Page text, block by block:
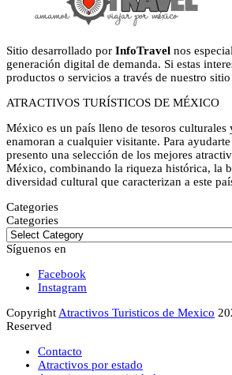
Sitio desarrollado por InfoTravel nos
generación digital de demanda. Si estas
productos o servicios a través de nuestro sitio
ATRACTIVOS TURÍSTICOS DE MÉXICO
México es un país lleno de tesoros culturales
enamoran a cualquier visitante. Para
presento una selección de los mejores
México, combinando la riqueza histórica, la
diversidad cultural que caracterizan a este
Categories
Categories
Síguenos en
Facebook
Instagram
CopyrightAtractivos Turisticos de Mexico
Reserved
Contacto
Atractivos por estado